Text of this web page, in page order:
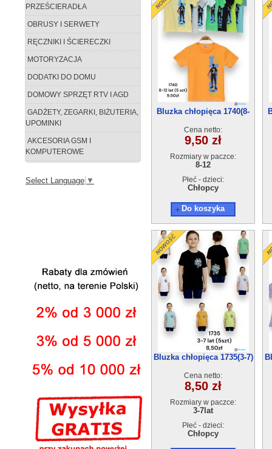
PRZEŚCIERADŁA
OBRUSY I SERWETY
RĘCZNIKI I ŚCIERECZKI
MOTORYZACJA
DODATKI DO DOMU
DOMOWY SPRZĘT RTV I AGD
GADŻETY, ZEGARKI, BIŻUTERIA,
UPOMINKI
AKCESORIA GSM I
KOMPUTEROWE
Select Language ▼
Bluzka chłopięca 1740(8-
Cena netto:
9,50 zł
Rozmiary w paczce:
8-12
Płeć - dzieci:
Chłopcy
Do koszyka
Bluzka chłopięca 1735(3-7)
Cena netto:
8,50 zł
Rozmiary w paczce:
3-7lat
Płeć - dzieci:
Chłopcy